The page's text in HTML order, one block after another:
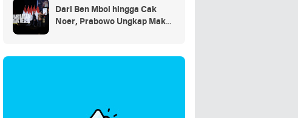
Dari Ben Mboi hingga Cak
Noer, Prabowo Ungkap Makna
Sehat*